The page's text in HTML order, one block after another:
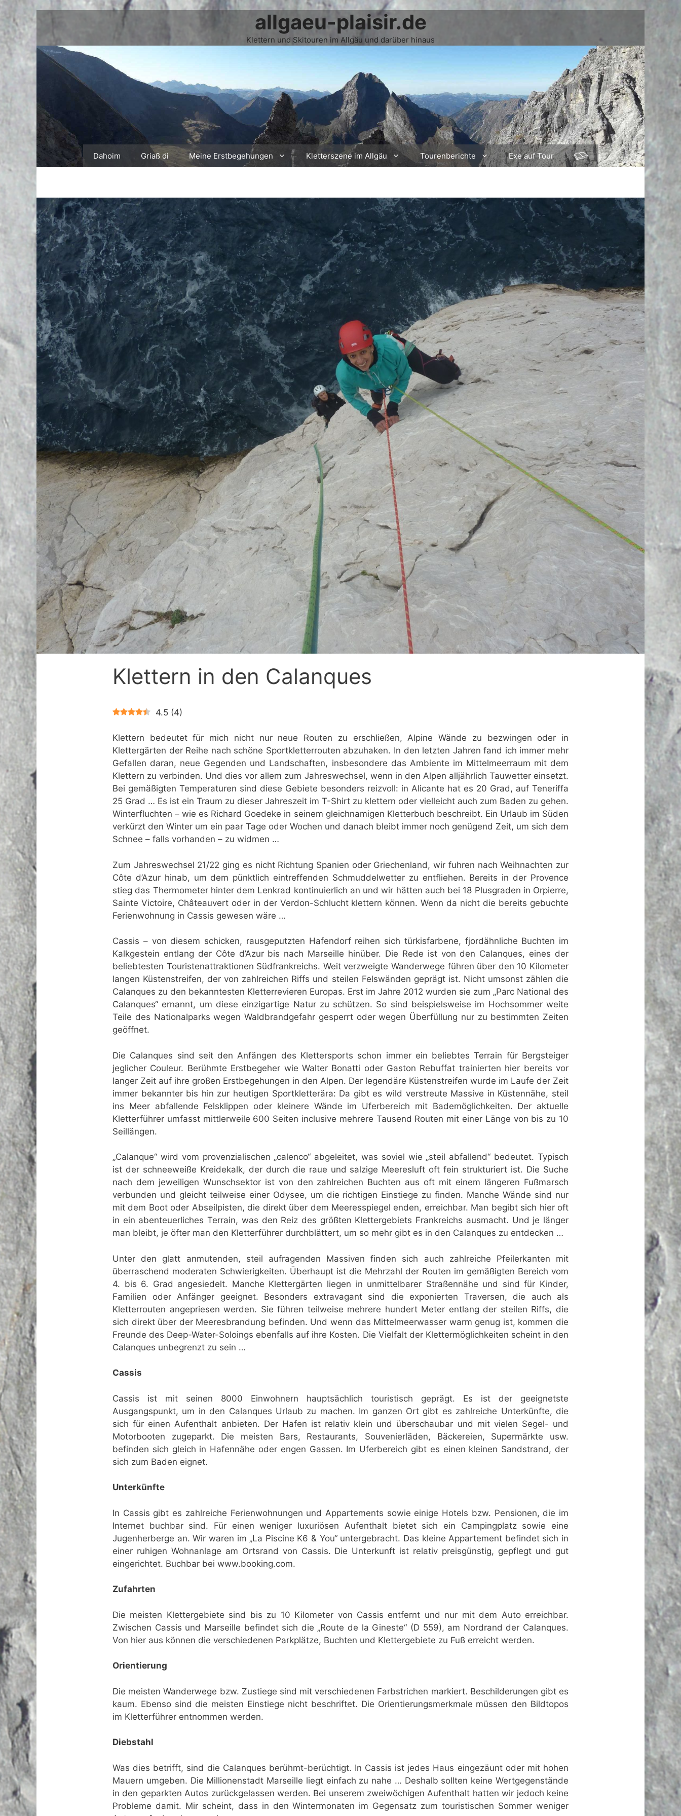
Zum
Inhalt
springen
allgaeu-plaisir.de
Klettern und Skitouren im Allgäu und darüber hinaus
Dahoim Griaß di Meine Erstbegehungen Kletterszene im Allgäu Tourenberichte Exe auf Tour
Klettern in den Calanques
4.5 (4)
Klettern bedeutet für mich nicht nur neue Routen zu erschließen, Alpine Wände zu bezwingen oder in
Klettergärten der Reihe nach schöne Sportkletterrouten abzuhaken. In den letzten Jahren fand ich immer mehr
Gefallen daran, neue Gegenden und Landschaften, insbesondere das Ambiente im Mittelmeerraum mit dem
Klettern zu verbinden. Und dies vor allem zum Jahreswechsel, wenn in den Alpen alljährlich Tauwetter einsetzt.
Bei gemäßigten Temperaturen sind diese Gebiete besonders reizvoll: in Alicante hat es 20 Grad, auf Teneriffa
25 Grad … Es ist ein Traum zu dieser Jahreszeit im T-Shirt zu klettern oder vielleicht auch zum Baden zu gehen.
Winterfluchten – wie es Richard Goedeke in seinem gleichnamigen Kletterbuch beschreibt. Ein Urlaub im Süden
verkürzt den Winter um ein paar Tage oder Wochen und danach bleibt immer noch genügend Zeit, um sich dem
Schnee – falls vorhanden – zu widmen …
Zum Jahreswechsel 21/22 ging es nicht Richtung Spanien oder Griechenland, wir fuhren nach Weihnachten zur
Côte d’Azur hinab, um dem pünktlich eintreffenden Schmuddelwetter zu entfliehen. Bereits in der Provence
stieg das Thermometer hinter dem Lenkrad kontinuierlich an und wir hätten auch bei 18 Plusgraden in Orpierre,
Sainte Victoire, Châteauvert oder in der Verdon-Schlucht klettern können. Wenn da nicht die bereits gebuchte
Ferienwohnung in Cassis gewesen wäre …
Cassis – von diesem schicken, rausgeputzten Hafendorf reihen sich türkisfarbene, fjordähnliche Buchten im
Kalkgestein entlang der Côte d’Azur bis nach Marseille hinüber. Die Rede ist von den Calanques, eines der
beliebtesten Touristenattraktionen Südfrankreichs. Weit verzweigte Wanderwege führen über den 10 Kilometer
langen Küstenstreifen, der von zahlreichen Riffs und steilen Felswänden geprägt ist. Nicht umsonst zählen die
Calanques zu den bekanntesten Kletterrevieren Europas. Erst im Jahre 2012 wurden sie zum „Parc National des
Calanques“ ernannt, um diese einzigartige Natur zu schützen. So sind beispielsweise im Hochsommer weite
Teile des Nationalparks wegen Waldbrandgefahr gesperrt oder wegen Überfüllung nur zu bestimmten Zeiten
geöffnet.
Die Calanques sind seit den Anfängen des Klettersports schon immer ein beliebtes Terrain für Bergsteiger
jeglicher Couleur. Berühmte Erstbegeher wie Walter Bonatti oder Gaston Rebuffat trainierten hier bereits vor
langer Zeit auf ihre großen Erstbegehungen in den Alpen. Der legendäre Küstenstreifen wurde im Laufe der Zeit
immer bekannter bis hin zur heutigen Sportkletterära: Da gibt es wild verstreute Massive in Küstennähe, steil
ins Meer abfallende Felsklippen oder kleinere Wände im Uferbereich mit Bademöglichkeiten. Der aktuelle
Kletterführer umfasst mittlerweile 600 Seiten inclusive mehrere Tausend Routen mit einer Länge von bis zu 10
Seillängen.
„Calanque“ wird vom provenzialischen „calenco“ abgeleitet, was soviel wie „steil abfallend“ bedeutet. Typisch
ist der schneeweiße Kreidekalk, der durch die raue und salzige Meeresluft oft fein strukturiert ist. Die Suche
nach dem jeweiligen Wunschsektor ist von den zahlreichen Buchten aus oft mit einem längeren Fußmarsch
verbunden und gleicht teilweise einer Odysee, um die richtigen Einstiege zu finden. Manche Wände sind nur
mit dem Boot oder Abseilpisten, die direkt über dem Meeresspiegel enden, erreichbar. Man begibt sich hier oft
in ein abenteuerliches Terrain, was den Reiz des größten Klettergebiets Frankreichs ausmacht. Und je länger
man bleibt, je öfter man den Kletterführer durchblättert, um so mehr gibt es in den Calanques zu entdecken …
Unter den glatt anmutenden, steil aufragenden Massiven finden sich auch zahlreiche Pfeilerkanten mit
überraschend moderaten Schwierigkeiten. Überhaupt ist die Mehrzahl der Routen im gemäßigten Bereich vom
4. bis 6. Grad angesiedelt. Manche Klettergärten liegen in unmittelbarer Straßennähe und sind für Kinder,
Familien oder Anfänger geeignet. Besonders extravagant sind die exponierten Traversen, die auch als
Kletterrouten angepriesen werden. Sie führen teilweise mehrere hundert Meter entlang der steilen Riffs, die
sich direkt über der Meeresbrandung befinden. Und wenn das Mittelmeerwasser warm genug ist, kommen die
Freunde des Deep-Water-Soloings ebenfalls auf ihre Kosten. Die Vielfalt der Klettermöglichkeiten scheint in den
Calanques unbegrenzt zu sein …
Cassis
Cassis ist mit seinen 8000 Einwohnern hauptsächlich touristisch geprägt. Es ist der geeignetste
Ausgangspunkt, um in den Calanques Urlaub zu machen. Im ganzen Ort gibt es zahlreiche Unterkünfte, die
sich für einen Aufenthalt anbieten. Der Hafen ist relativ klein und überschaubar und mit vielen Segel- und
Motorbooten zugeparkt. Die meisten Bars, Restaurants, Souvenierläden, Bäckereien, Supermärkte usw.
befinden sich gleich in Hafennähe oder engen Gassen. Im Uferbereich gibt es einen kleinen Sandstrand, der
sich zum Baden eignet.
Unterkünfte
In Cassis gibt es zahlreiche Ferienwohnungen und Appartements sowie einige Hotels bzw. Pensionen, die im
Internet buchbar sind. Für einen weniger luxuriösen Aufenthalt bietet sich ein Campingplatz sowie eine
Jugenherberge an. Wir waren im „La Piscine K6 & You“ untergebracht. Das kleine Appartement befindet sich in
einer ruhigen Wohnanlage am Ortsrand von Cassis. Die Unterkunft ist relativ preisgünstig, gepflegt und gut
eingerichtet. Buchbar bei www.booking.com.
Zufahrten
Die meisten Klettergebiete sind bis zu 10 Kilometer von Cassis entfernt und nur mit dem Auto erreichbar.
Zwischen Cassis und Marseille befindet sich die „Route de la Gineste“ (D 559), am Nordrand der Calanques.
Von hier aus können die verschiedenen Parkplätze, Buchten und Klettergebiete zu Fuß erreicht werden.
Orientierung
Die meisten Wanderwege bzw. Zustiege sind mit verschiedenen Farbstrichen markiert. Beschilderungen gibt es
kaum. Ebenso sind die meisten Einstiege nicht beschriftet. Die Orientierungsmerkmale müssen den Bildtopos
im Kletterführer entnommen werden.
Diebstahl
Was dies betrifft, sind die Calanques berühmt-berüchtigt. In Cassis ist jedes Haus eingezäunt oder mit hohen
Mauern umgeben. Die Millionenstadt Marseille liegt einfach zu nahe … Deshalb sollten keine Wertgegenstände
in den geparkten Autos zurückgelassen werden. Bei unserem zweiwöchigen Aufenthalt hatten wir jedoch keine
Probleme damit. Mir scheint, dass in den Wintermonaten im Gegensatz zum touristischen Sommer weniger